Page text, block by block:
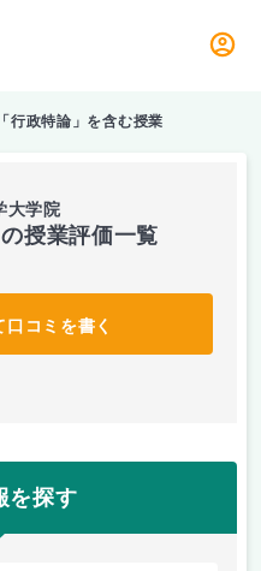
「行政特論」を含む授業
大学院
の授業評価一覧
コミを書く
を探す